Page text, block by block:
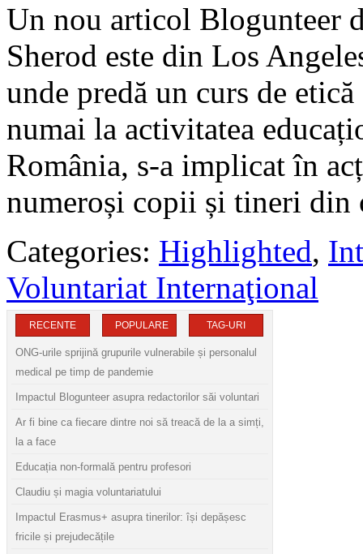
Un nou articol Blogunteer
Sherod este din Los
unde predă un curs de
numai la activitatea
România, s-a implicat în
numeroși copii și tineri din
Categories: Highlighted,
Voluntariat Internaţional
RECENTE POPULARE TAG-URI
ONG-urile sprijină grupurile vulnerabile și personalul
medical pe timp de pandemie
Impactul Blogunteer asupra redactorilor săi voluntari
Ar fi bine ca fiecare dintre noi să treacă de la a simți,
la a face
Educația non-formală pentru profesori
Claudiu și magia voluntariatului
Impactul Erasmus+ asupra tinerilor: își depășesc
fricile și prejudecățile